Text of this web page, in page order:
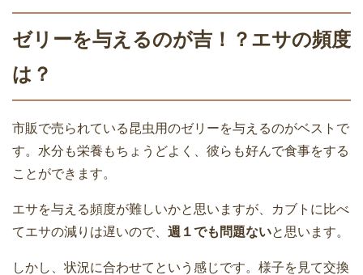
ゼリーを与えるのが吉！？エサの頻度
は？
市販で売られている昆虫用のゼリーを与えるのがベストで
す。水分も栄養もちょうどよく、彼らも好んで食事をする
ことができます。
エサを与える頻度が難しいかと思いますが、カブトに比べ
てエサの減りは遅いので、 週１でも問題ないと思います。
しかし、状況に合わせてという感じです。様子を見て交換